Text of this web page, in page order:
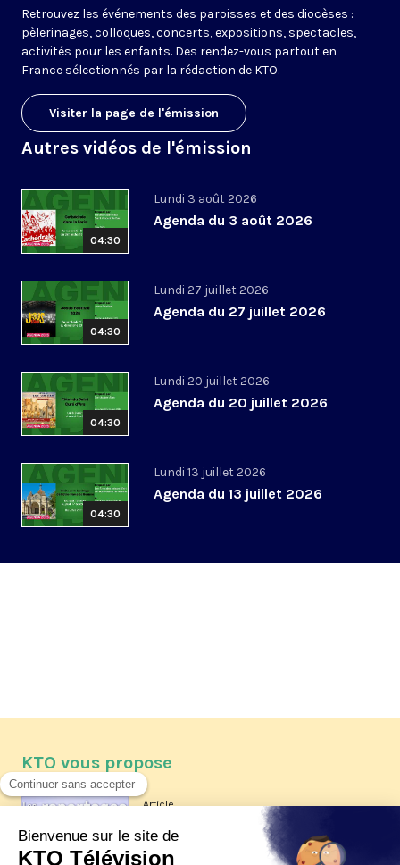
Retrouvez les événements des paroisses et des diocèses :
pèlerinages, colloques, concerts, expositions, spectacles,
activités pour les enfants. Des rendez-vous partout en
France sélectionnés par la rédaction de KTO.
Visiter la page de l'émission
Autres vidéos de l'émission
04:30
Lundi 3 août 2026
Agenda du 3 août 2026
04:30
Lundi 27 juillet 2026
Agenda du 27 juillet 2026
04:30
Lundi 20 juillet 2026
Agenda du 20 juillet 2026
04:30
Lundi 13 juillet 2026
Agenda du 13 juillet 2026
KTO vous propose
Article
Les reportages d'été 2026 de KTO